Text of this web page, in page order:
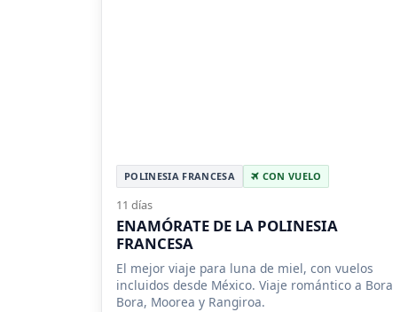
POLINESIA FRANCESA CON VUELO
11 días
ENAMÓRATE DE LA POLINESIA
FRANCESA
El mejor viaje para luna de miel, con vuelos
incluidos desde México. Viaje romántico a Bora
Bora, Moorea y Rangiroa.